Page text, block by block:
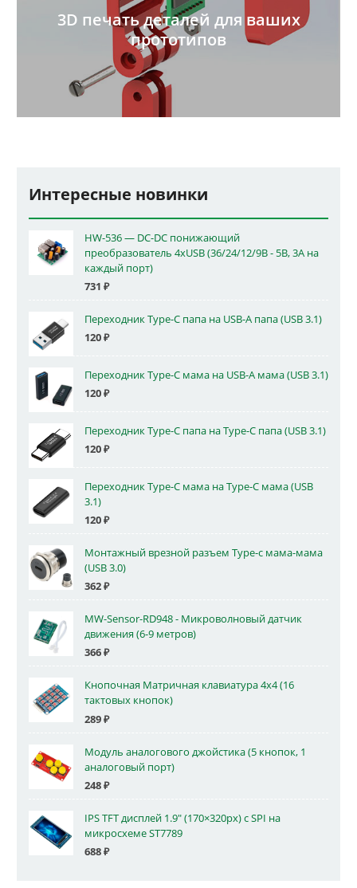
3D печать деталей для ваших
прототипов
Интересные новинки
HW-536 — DC-DC понижающий
преобразователь 4xUSB (36/24/12/9В - 5В, 3А на
каждый порт)
731 ₽
Переходник Type-C папа на USB-A папа (USB 3.1)
120₽
Переходник Type-C мама на USB-A мама (USB 3.1)
120₽
Переходник Type-C папа на Type-C папа (USB 3.1)
120₽
Переходник Type-C мама на Type-C мама (USB
3.1)
120₽
Монтажный врезной разъем Type-c мама-мама
(USB 3.0)
362₽
MW-Sensor-RD948 - Микроволновый датчик
движения (6-9 метров)
366₽
Кнопочная Матричная клавиатура 4x4 (16
тактовых кнопок)
289₽
Модуль аналогового джойстика (5 кнопок, 1
аналоговый порт)
248₽
IPS TFT дисплей 1.9" (170×320px) с SPI на
микросхеме ST7789
688₽